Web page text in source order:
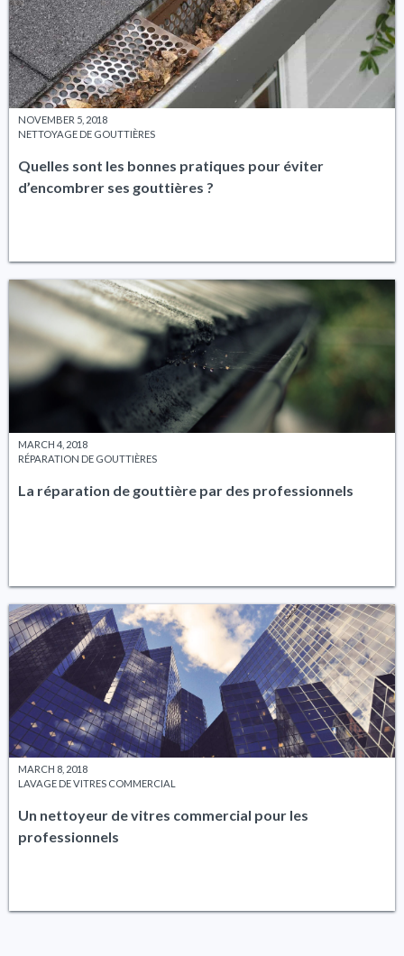
NOVEMBER 5, 2018
NETTOYAGE DE GOUTTIÈRES
Quelles sont les bonnes pratiques pour éviter
d’encombrer ses gouttières ?
MARCH 4, 2018
RÉPARATION DE GOUTTIÈRES
La réparation de gouttière par des professionnels
MARCH 8, 2018
LAVAGE DE VITRES COMMERCIAL
Un nettoyeur de vitres commercial pour les
professionnels